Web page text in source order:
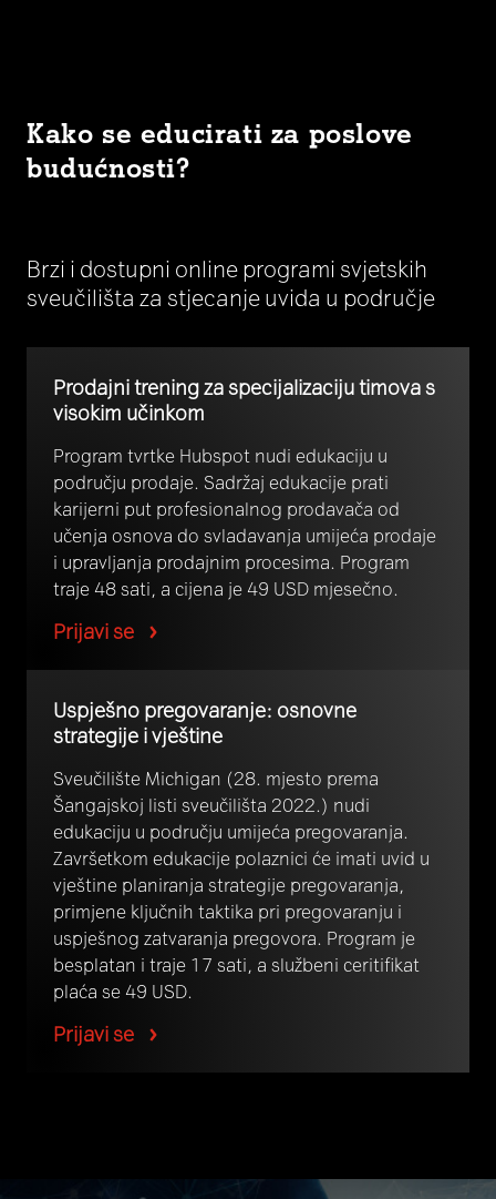
Kako se educirati za poslove
budućnosti?
Brzi i dostupni online programi svjetskih
sveučilišta za stjecanje uvida u područje
Prodajni trening za specijalizaciju timova s ​​
visokim učinkom
Program tvrtke Hubspot nudi edukaciju u
području prodaje. Sadržaj edukacije prati
karijerni put profesionalnog prodavača od
učenja osnova do svladavanja umijeća prodaje
i upravljanja prodajnim procesima. Program
traje 48 sati, a cijena je 49 USD mjesečno.
Prijavi se
Uspješno pregovaranje: osnovne
strategije i vještine
Sveučilište Michigan (28. mjesto prema
Šangajskoj listi sveučilišta 2022.) nudi
edukaciju u području umijeća pregovaranja.
Završetkom edukacije polaznici će imati uvid u
vještine planiranja strategije pregovaranja,
primjene ključnih taktika pri pregovaranju i
uspješnog zatvaranja pregovora. Program je
besplatan i traje 17 sati, a službeni ceritifikat
plaća se 49 USD.
Prijavi se